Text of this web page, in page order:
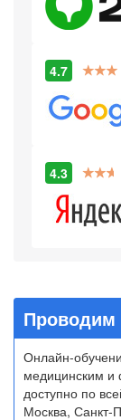
4.7
4.3
Проводим
Онлайн-
медицинским и
доступно по
Москва, Санкт-